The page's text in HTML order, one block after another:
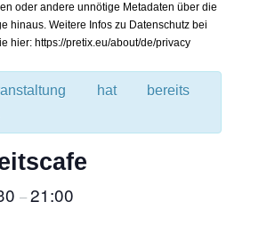
oder andere unnötige Metadaten über die
hinaus. Weitere Infos zu Datenschutz bei
hier: https://pretix.eu/about/de/privacy
hat bereits
–21:00